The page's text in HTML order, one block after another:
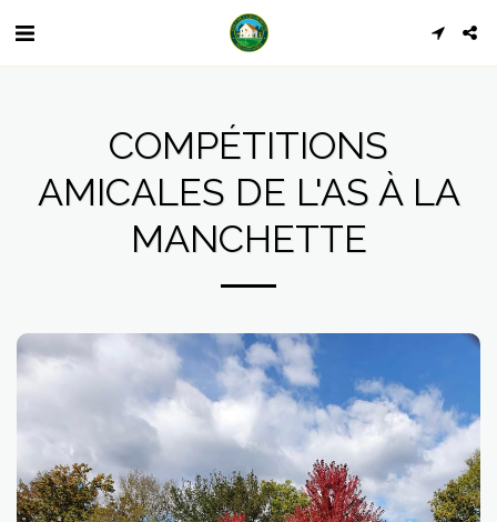
COMPÉTITIONS
AMICALES DE L'AS À LA
MANCHETTE